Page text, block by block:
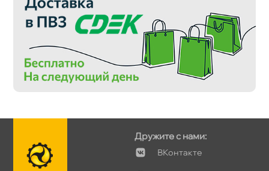
Дружите с нами:
Контакте